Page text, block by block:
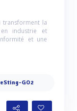
transforment la
industrie et
et une
GO2